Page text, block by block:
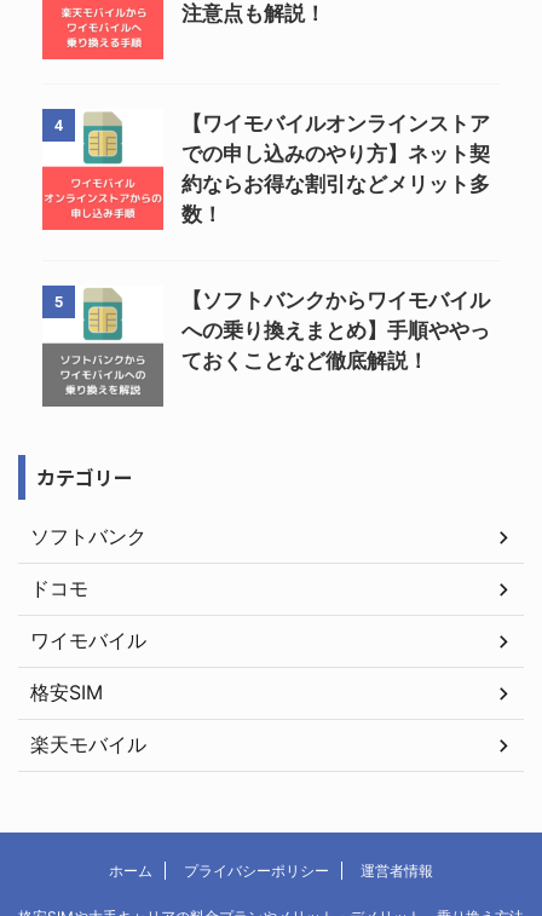
注意点も解説！
4
【ワイモバイルオンラインストア
での申し込みのやり方】ネット契
約ならお得な割引などメリット多
数！
5
【ソフトバンクからワイモバイル
への乗り換えまとめ】手順ややっ
ておくことなど徹底解説！
カテゴリー
ソフトバンク
ドコモ
ワイモバイル
格安SIM
楽天モバイル
ホーム プライバシーポリシー 運営者情報